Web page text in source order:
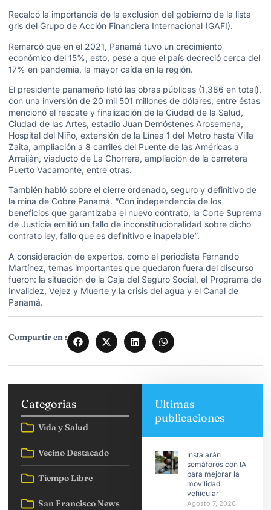
Recalcó la importancia de la exclusión del gobierno de la lista
gris del Grupo de Acción Financiera Internacional (GAFI).
Remarcó que en el 2021, Panamá tuvo un crecimiento
económico del 15%, esto, pese a que el país decreció cerca del
17% en pandemia, la mayor caída en la región.
El presidente panameño listó las obras públicas (1,386 en total),
con una inversión de 20 mil 501 millones de dólares, entre éstas
mencionó el rescate y finalización de la Ciudad de la Salud,
Ciudad de las Artes, estadio Juan Demóstenes Arosemena,
Hospital del Niño, extensión de la Línea 1 del Metro hasta Villa
Zaita, ampliación a 8 carriles del Puente de las Américas a
Arraiján, viaducto de La Chorrera, ampliación de la carretera
Puerto Vacamonte, entre otras.
También habló sobre el cierre ordenado, seguro y definitivo de
la mina de Cobre Panamá. “Con independencia de los
beneficios que garantizaba el nuevo contrato, la Corte Suprema
de Justicia emitió un fallo de inconstitucionalidad sobre dicho
contrato ley, fallo que es definitivo e inapelable”.
A consideración de expertos, como el periodista Fernando
Martínez, temas importantes que quedaron fuera del discurso
fueron: la situación de la Caja del Seguro Social, el Programa de
Invalidez, Vejez y Muerte y la crisis del agua y el Canal de
Panamá.
Compartir en :
Categorias
Vida y Salud
Vecino Destacado
Tiempo Libre
San Francisco News
Ultimas
publicaciones
Instalarán
semáforos con IA
para mejorar la
movilidad
vehicular
Agosto 7, 2026